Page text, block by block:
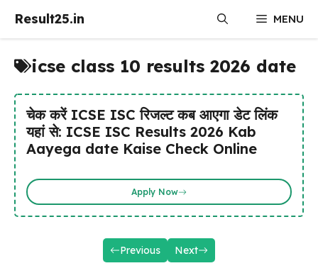
Result25.in MENU
icse class 10 results 2026 date
चेक करें ICSE ISC रिजल्ट कब आएगा डेट लिंक
यहां से: ICSE ISC Results 2026 Kab
Aayega date Kaise Check Online
Apply Now
Previous Next